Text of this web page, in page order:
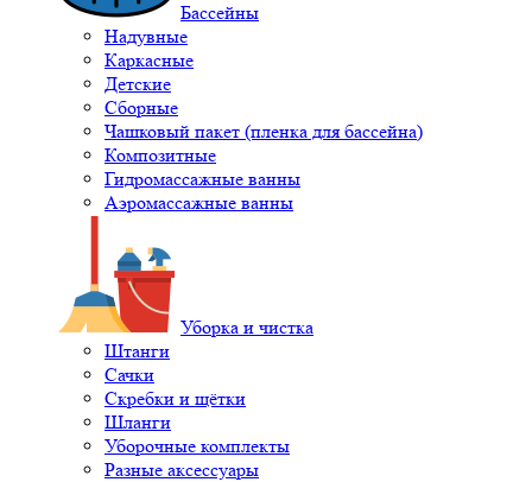
Бассейны
Надувные
Каркасные
Детские
Сборные
Чашковый пакет (пленка для бассейна)
Композитные
Гидромассажные ванны
Аэромассажные ванны
Уборка и чистка
Штанги
Сачки
Скребки и щётки
Шланги
Уборочные комплекты
Разные аксессуары